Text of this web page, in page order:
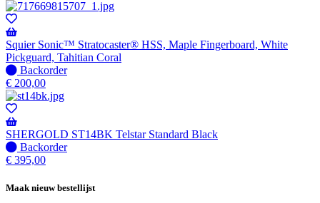
Squier Sonic™ Stratocaster® HSS, Maple Fingerboard, White
Pickguard, Tahitian Coral
Niet
op
voorraad
-
Wordt
verzonden
wanneer
beschikbaar
Backorder
€ 200,00
SHERGOLD ST14BK Telstar Standard Black
Niet
op
-
Backorder
€ 395,00
Maak nieuw bestellijst